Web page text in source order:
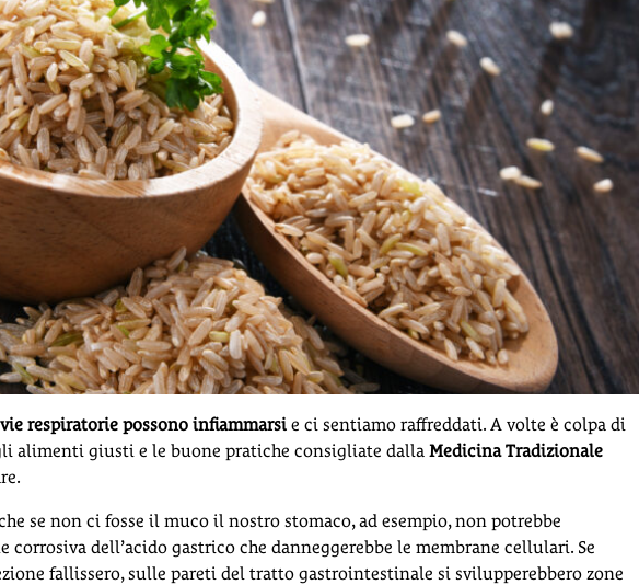
respiratorie possono infiammarsi e ci sentiamo raffreddati. A volte è colpa di
alimenti giusti e le buone pratiche consigliate dalla Medicina Tradizionale
se non ci fosse il muco il nostro stomaco, ad esempio, non potrebbe
corrosiva dell’acido gastrico che danneggerebbe le membrane cellulari. Se
fallissero, sulle pareti del tratto gastrointestinale si svilupperebbero zone